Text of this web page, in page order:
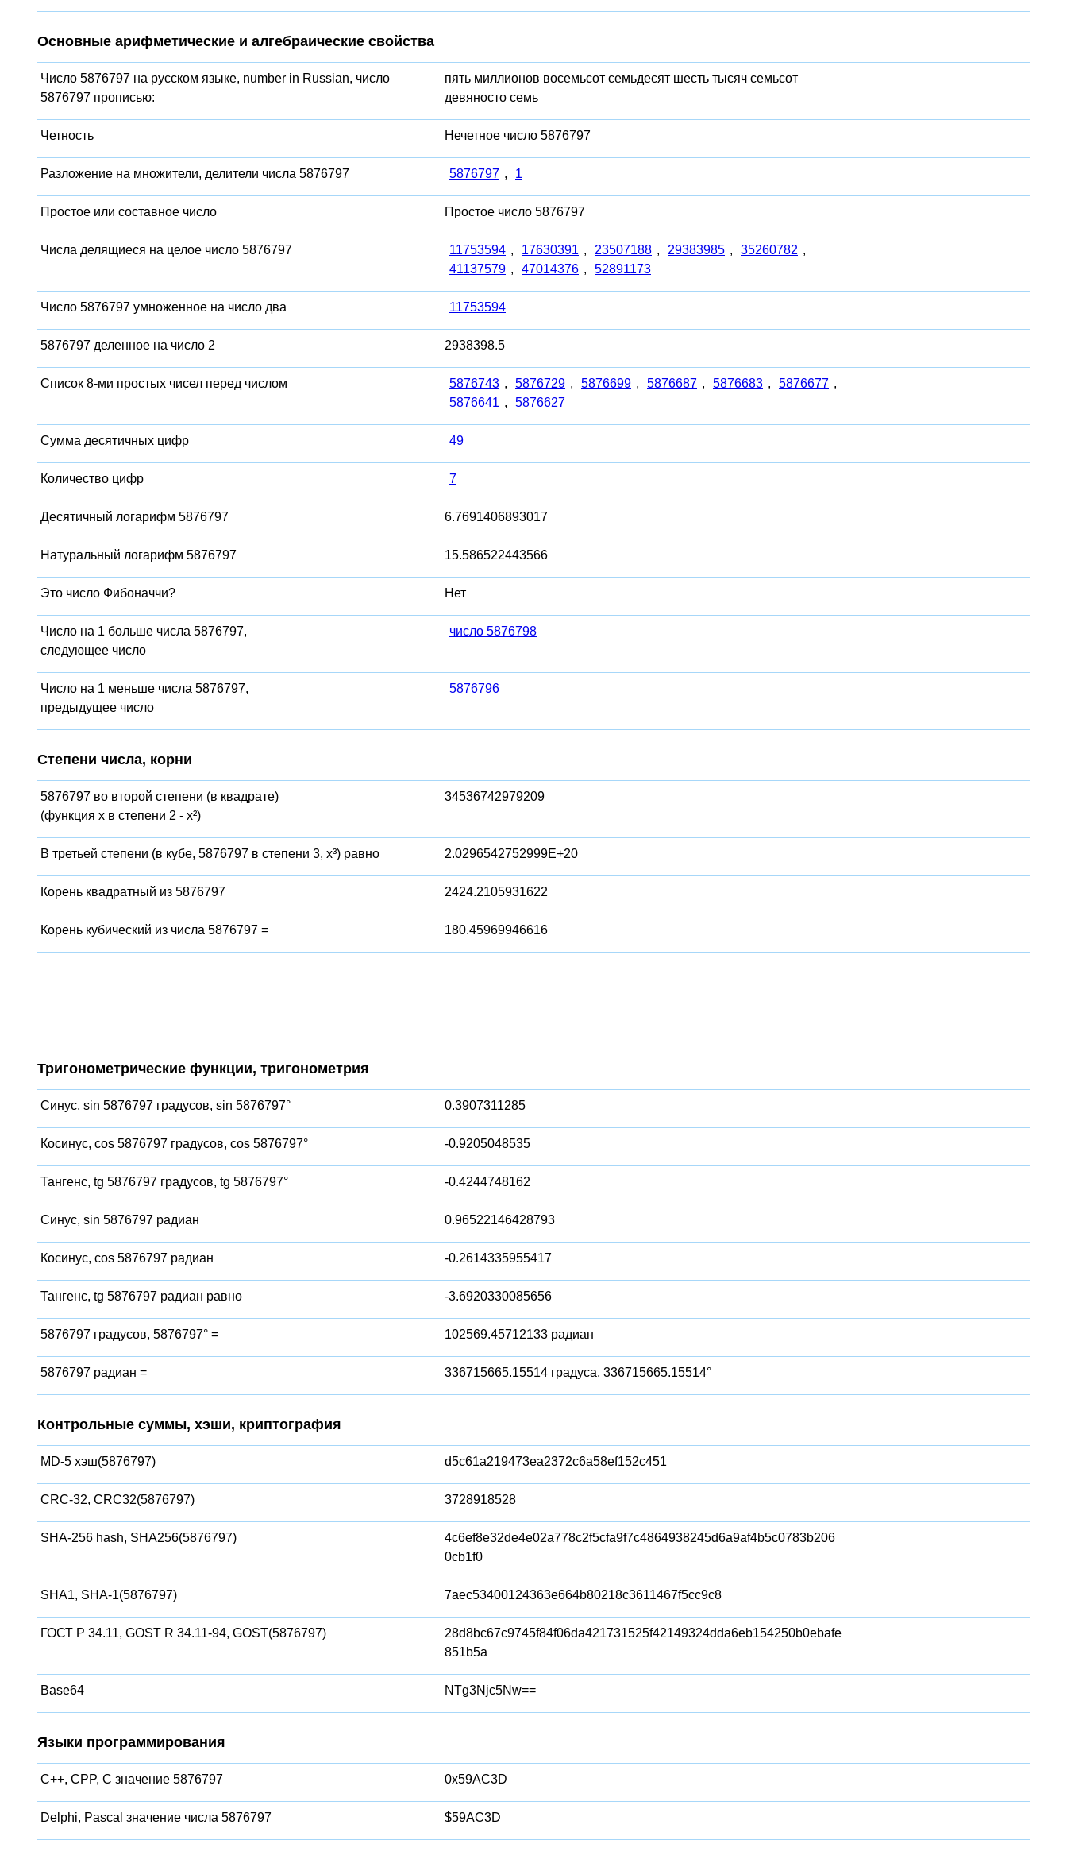
Основные арифметические и алгебраические свойства
Число 5876797 на русском языке, number in Russian, число
5876797 прописью:
пять миллионов восемьсот семьдесят шесть тысяч семьсот
девяносто семь
Четность Нечетное число 5876797
Разложение на множители, делители числа 5876797 5876797 , 1
Простое или составное число Простое число 5876797
Числа делящиеся на целое число 5876797 11753594 , 17630391 , 23507188 , 29383985 , 35260782 ,
41137579 , 47014376 , 52891173
Число 5876797 умноженное на число два 11753594
5876797 деленное на число 2 2938398.5
Список 8-ми простых чисел перед числом 5876743 , 5876729 , 5876699 , 5876687 , 5876683 , 5876677 ,
5876641 , 5876627
Сумма десятичных цифр 49
Количество цифр 7
Десятичный логарифм 5876797 6.7691406893017
Натуральный логарифм 5876797 15.586522443566
Это число Фибоначчи? Нет
Число на 1 больше числа 5876797,
следующее число
число 5876798
Число на 1 меньше числа 5876797,
предыдущее число
5876796
Степени числа, корни
5876797 во второй степени (в квадрате)
(функция x в степени 2 - x²)
34536742979209
В третьей степени (в кубе, 5876797 в степени 3, x³) равно 2.0296542752999E+20
Корень квадратный из 5876797 2424.2105931622
Корень кубический из числа 5876797 = 180.45969946616
Тригонометрические функции, тригонометрия
Синус, sin 5876797 градусов, sin 5876797° 0.3907311285
Косинус, cos 5876797 градусов, cos 5876797° -0.9205048535
Тангенс, tg 5876797 градусов, tg 5876797° -0.4244748162
Синус, sin 5876797 радиан 0.96522146428793
Косинус, cos 5876797 радиан -0.2614335955417
Тангенс, tg 5876797 радиан равно -3.6920330085656
5876797 градусов, 5876797° = 102569.45712133 радиан
5876797 радиан = 336715665.15514 градуса, 336715665.15514°
Контрольные суммы, хэши, криптография
MD-5 хэш(5876797) d5c61a219473ea2372c6a58ef152c451
CRC-32, CRC32(5876797) 3728918528
SHA-256 hash, SHA256(5876797)
4c6ef8e32de4e02a778c2f5cfa9f7c4864938245d6a9af4b5c0783b206
0cb1f0
SHA1, SHA-1(5876797) 7aec53400124363e664b80218c3611467f5cc9c8
ГОСТ Р 34.11, GOST R 34.11-94, GOST(5876797)
28d8bc67c9745f84f06da421731525f42149324dda6eb154250b0ebafe
851b5a
Base64 NTg3Njc5Nw==
Языки программирования
C++, CPP, C значение 5876797 0x59AC3D
Delphi, Pascal значение числа 5876797 $59AC3D